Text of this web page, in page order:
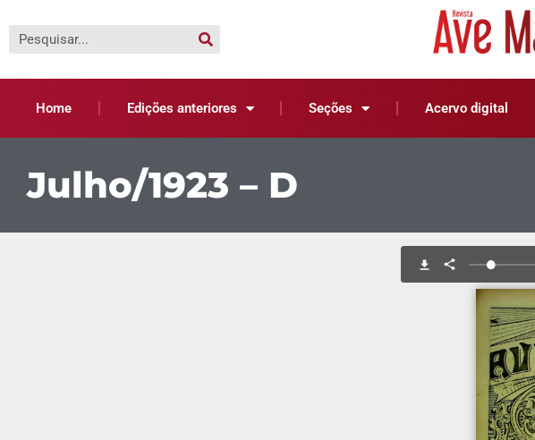
Home Edições anteriores Seções Acervo digital
Julho/1923 – D